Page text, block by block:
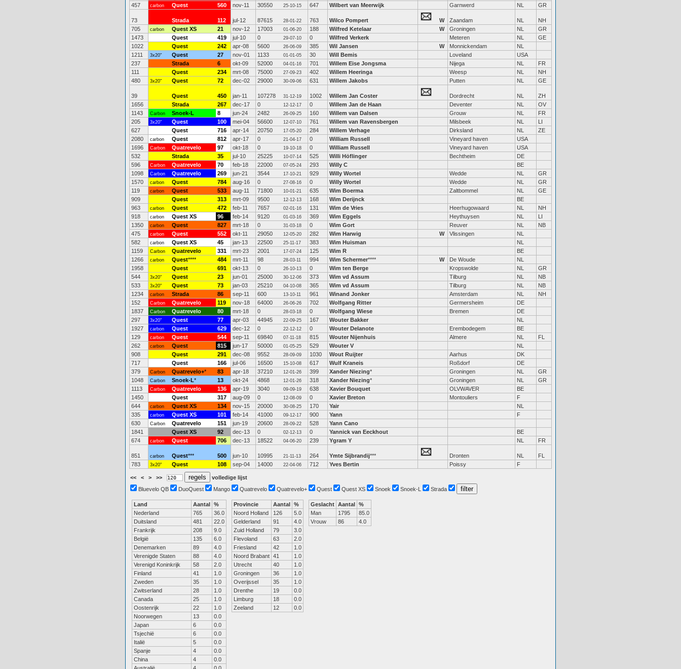
457
carbon Quest 560 nov-11 30550 25-10-15 647 Wilbert van Meerwijk Garnwerd NL GR
73 Strada 112 jul-12 87615 28-01-22 763 Wilco Pompert W Zaandam NL
NH
705
carbon Quest XS 21 nov-12 17003 01-06-20 188 Wilfred Ketelaar W Groningen NL
GR
1473
Quest 419 jul-10 0 29-07-10 0 Wilfred Verkerk Meteren NL
GE
1022
Quest 242 apr-08 5600 26-06-09 385 Wil Jansen W Monnickendam
NL
1211
3x20" Quest 27 nov-01 1133 01-01-05 30 Will Bemis Loveland
USA
237
Strada 6 okt-09 52000 04-01-16 701 Willem Eise Jongsma Nijega NL
FR
111
Quest 234 mrt-08 75000 27-09-23 402 Willem Heeringa Weesp NL
NH
480
3x20" Quest 72 dec-02 29000 30-09-06 631 Willem Jakobs Putten NL GE
39 Quest 450 jan-11 107278 31-12-19 1002 Willem Jan Coster Dordrecht NL
ZH
1656
Strada 267 dec-17 0 12-12-17 0 Willem Jan de Haan Deventer NL
OV
1143
Carbon Snoek-L 8 jun-24 2482 26-09-25 160 Willem van Dalsen Grouw NL
FR
205
3x20" Quest 100 mei-04 56600 12-07-10 761 Willem van Ravensbergen Milsbeek NL
LI
627
Quest 716 apr-14 20750 17-05-20 284 Willem Verhage Dirksland NL
ZE
2080
carbon Quest 812 apr-17 0 21-04-17 0 William Russell Vineyard haven
USA
1696
Carbon Quatrevelo 97 okt-18 0 19-10-18 0 William Russell Vineyard haven
USA
532
Strada 35 jul-10 25225 10-07-14 525 Willi Höflinger Bechtheim
DE
596
Carbon Quatrevelo 70 feb-18 22000 07-05-24 293 Willy C
BE
1098
Carbon Quatrevelo 269 jun-21 3544 17-10-21 929 Willy Wortel Wedde NL
GR
1570
carbon Quest 784 aug-16 0 27-08-16 0 Willy Wortel Wedde NL
GR
119
carbon Quest 533 aug-11 71800 10-01-21 635 Wim Boerma Zaltbommel NL
GE
909
Quest 313 mrt-09 9500 12-12-13 168 Wim Derijnck
BE
963
carbon Quest 472 feb-11 7657 02-01-16 131 Wim de Vries Heerhugowaard NL
NH
918
carbon Quest XS 96 feb-14 9120 01-03-16 369 Wim Eggels Heythuysen NL
LI
1350
carbon Quest 827 mrt-18 0 31-03-18 0 Wim Gort Reuver NL
NB
475
carbon Quest 552 okt-11 29050 12-05-20 282 Wim Harwig W Vlissingen
NL
582
carbon Quest XS 45 jan-13 22500 25-11-17 383 Wim Huisman
NL
1159
Carbon Quatrevelo 331 mrt-23 2001 17-07-24 125 Wim R
BE
1266
carbon Quest**** 484 mrt-11 98 28-03-11 994 Wim Schermer**** W De Woude
NL
1958
Quest 691 okt-13 0 26-10-13 0 Wim ten Berge Kropswolde NL
GR
544
3x20" Quest 23 jun-01 25000 30-12-06 373 Wim vd Assum Tilburg NL
NB
533
3x20" Quest 73 jan-03 25210 04-10-08 365 Wim vd Assum Tilburg NL
NB
1234
carbon Strada 86 sep-11 600 13-10-11 961 Winand Jonker Amsterdam NL
NH
152
Carbon Quatrevelo 119 nov-18 64000 26-06-26 702 Wolfgang Ritter Germersheim
DE
1837
Carbon Quatrevelo 80 mrt-18 0 28-03-18 0 Wolfgang Wiese Bremen
DE
297
3x20" Quest 77 apr-03 44945 22-09-25 167 Wouter Bakker
NL
1927
carbon Quest 629 dec-12 0 22-12-12 0 Wouter Delanote Erembodegem
BE
129
carbon Quest 544 sep-11 69840 07-11-18 815 Wouter Nijenhuis Almere NL
FL
262
carbon Quest 815 jun-17 50000 01-05-25 529 Wouter V
NL
908
Quest 291 dec-08 9552 28-09-09 1030 Wout Ruijter Aarhus
DK
717
Quest 166 jul-06 16500 15-10-08 617 Wulf Kraneis Roßdorf
DE
379
Carbon Quatrevelo+* 83 apr-18 37210 12-01-26 399 Xander Niezing* Groningen NL
GR
1048
Carbon Snoek-L* 13 okt-24 4868 12-01-26 318 Xander Niezing* Groningen NL
GR
1113
Carbon Quatrevelo 136 apr-19 3040 09-09-19 638 Xavier Bouquet OLVWAVER
BE
1450
Quest 317 aug-09 0 12-08-09 0 Xavier Breton Montouliers
F
644
carbon Quest XS 134 nov-15 20000 30-08-25 170 Yair
NL
335
carbon Quest XS 101 feb-14 41000 09-12-17 900 Yann
F
630
Carbon Quatrevelo 151 jun-19 20600 28-09-22 528
Yann Cano
1841
Quest XS 92 dec-13 0 02-12-13 0 Yannick van Eeckhout
BE
674
carbon Quest 706 dec-13 18522 04-06-20 239 Ygram Y NL FR
851 carbon Quest*** 500 jun-10 10995 21-11-13 264 Ymte Sijbrandij*** Dronten NL
FL
783
3x20" Quest 108 sep-04 14000 22-04-06 712 Yves Bertin Poissy F
<< < > >>
volledige lijst
Bluevelo QB
DuoQuest Mango Quatrevelo Quatrevelo+ Quest Quest XS Snoek Snoek-L Strada
Land Aantal %
Nederland
765
36.0
Duitsland
481
22.0
Frankrijk
208
9.0
België
135
6.0
Denemarken
89
4.0
Verenigde Staten
88
4.0
Verenigd Koninkrijk
58
2.0
Finland
41
1.0
Zweden
35
1.0
Zwitserland
28
1.0
Canada
25
1.0
Oostenrijk
22
1.0
Noorwegen
13
0.0
Japan
6
0.0
Tsjechië
6
0.0
Italië
5
0.0
Spanje
4
0.0
China
4
0.0
Provincie Aantal %
Noord Holland
126
5.0
Gelderland
91
4.0
Zuid Holland
79
3.0
Flevoland
63
2.0
Friesland
42
1.0
Noord Brabant 41
1.0
Utrecht
40
1.0
Groningen
36
1.0
Overijssel
35
1.0
Drenthe
19
0.0
Limburg
18
0.0
Zeeland
12 0.0
Geslacht Aantal %
Man
1795
85.0
Vrouw
86 4.0